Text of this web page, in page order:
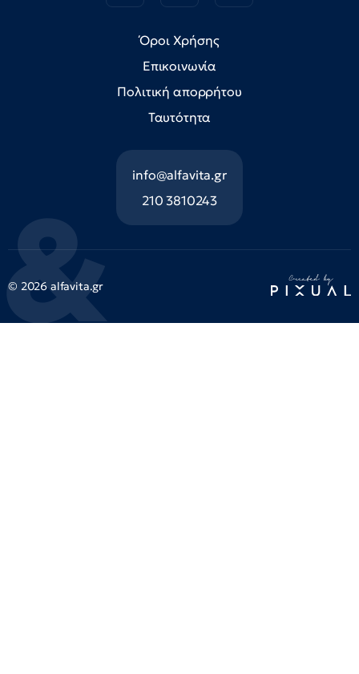
Όροι Χρήσης
Επικοινωνία
Πολιτική απορρήτου
Ταυτότητα
info@alfavita.gr
210 3810243
© 2026 alfavita.gr